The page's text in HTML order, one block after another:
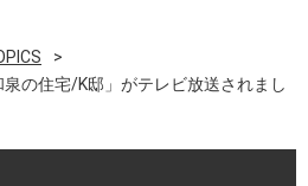
の住宅/K邸」がテレビ放送されまし